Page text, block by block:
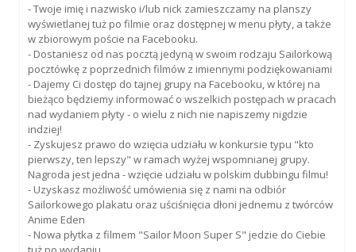
- Twoje imię i nazwisko i/lub nick zamieszczamy na planszy
wyświetlanej tuż po filmie oraz dostępnej w menu płyty, a także
w zbiorowym poście na Facebooku.
- Dostaniesz od nas pocztą jedyną w swoim rodzaju Sailorkową
pocztówkę z poprzednich filmów z imiennymi podziękowaniami
- Dajemy Ci dostęp do tajnej grupy na Facebooku, w której na
bieżąco będziemy informować o wszelkich postępach w pracach
nad wydaniem płyty - o wielu z nich nie napiszemy nigdzie
indziej!
- Zyskujesz prawo do wzięcia udziału w konkursie typu "kto
pierwszy, ten lepszy" w ramach wyżej wspomnianej grupy.
Nagroda jest jedna - wzięcie udziału w polskim dubbingu filmu!
- Uzyskasz możliwość umówienia się z nami na odbiór
Sailorkowego plakatu oraz uściśnięcia dłoni jednemu z twórców
Anime Eden
- Nowa płytka z filmem "Sailor Moon Super S" jedzie do Ciebie